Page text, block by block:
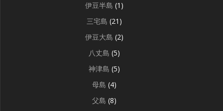
伊豆半島 (1)
三宅島 (21)
伊豆大島 (2)
八丈島 (5)
神津島 (5)
母島 (4)
父島 (8)